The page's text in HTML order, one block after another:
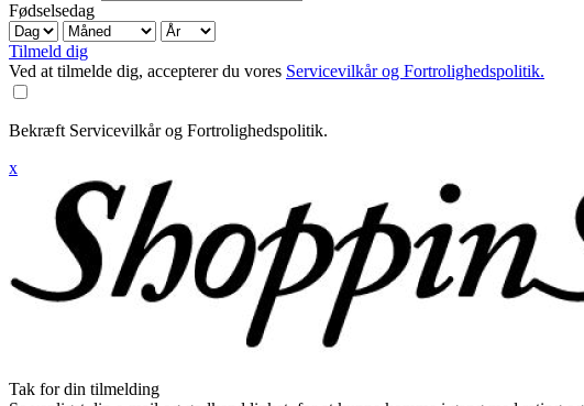
Fødselsedag
Tilmeld dig
Ved at tilmelde dig, accepterer du vores Servicevilkår og Fortrolighedspolitik.
Bekræft Servicevilkår og Fortrolighedspolitik.
x
Tak for din tilmelding